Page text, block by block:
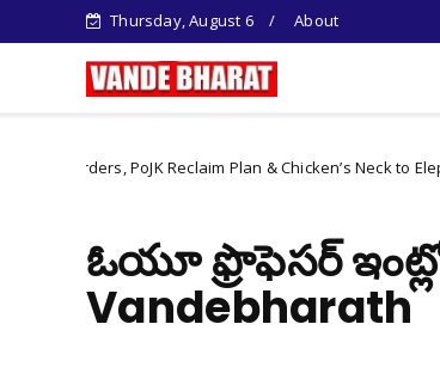
Thursday, August 6 About
PoJK Reclaim Plan & Chicken’s Neck to Elephant’s
ఓయూ ఫ్రొఫెసర్
Vandebharath